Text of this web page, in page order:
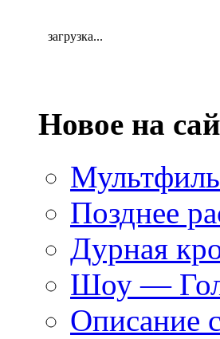
загрузка...
Новое на
Позднее
Дурная
Шоу —
Описание